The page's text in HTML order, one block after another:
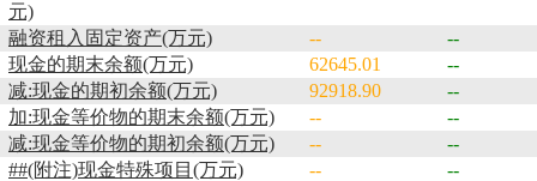
元)
融资租入固定资产(万元) --
--
现金的期末余额(万元)
62645.01
--
减:现金的期初余额(万元)
92918.90
--
加:现金等价物的期末余额(万元)
--
--
减:现金等价物的期初余额(万元)
--
--
##(附注)现金特殊项目(万元)
--
--